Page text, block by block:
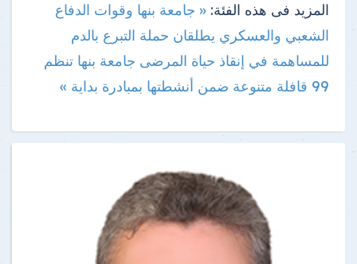
المزيد فى هذه الفئة: « جامعة بنها وقوات الدفاع
الشعبي والعسكري يطلقان حملة التبرع بالدم
للمساهمة في إنقاذ حياة المرضى جامعة بنها تنظم
99 قافلة متنوعة ضمن أنشطتها بمبادرة بداية »